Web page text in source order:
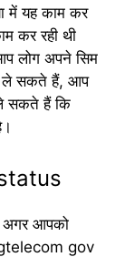
में यह काम कर
कर रही थी
लोग अपने सिम
ले सकते हैं, आप
सकते हैं कि
आपको
gov